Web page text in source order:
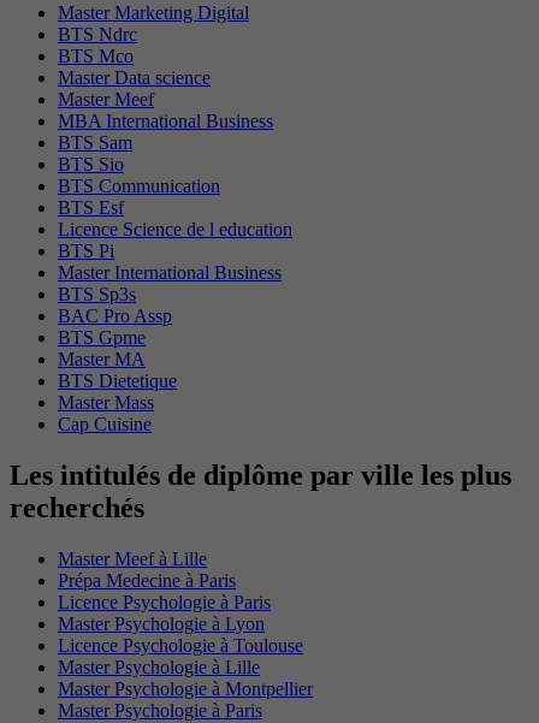
Master Marketing Digital
BTS Ndrc
BTS Mco
Master Data science
Master Meef
MBA International Business
BTS Sam
BTS Sio
BTS Communication
BTS Esf
Licence Science de l education
BTS Pi
Master International Business
BTS Sp3s
BAC Pro Assp
BTS Gpme
Master MA
BTS Dietetique
Master Mass
Cap Cuisine
Les intitulés de diplôme par ville les plus
recherchés
Master Meef à Lille
Prépa Medecine à Paris
Licence Psychologie à Paris
Master Psychologie à Lyon
Licence Psychologie à Toulouse
Master Psychologie à Lille
Master Psychologie à Montpellier
Master Psychologie à Paris